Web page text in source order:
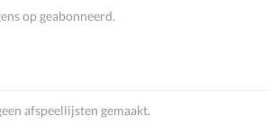
op geabonneerd.
afspeellijsten gemaakt.